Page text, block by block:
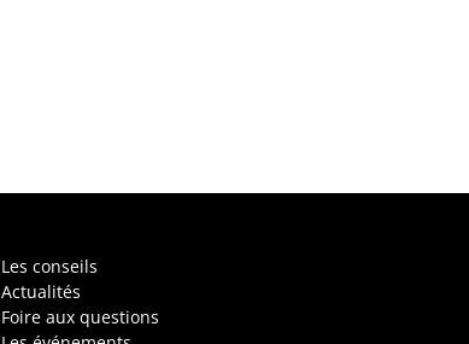
Les conseils
Actualités
Foire aux questions